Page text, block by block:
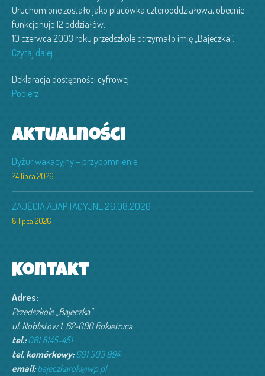
Uruchomione zostało jako placówka czterooddziałowa, obecnie
funkcjonuje 12 oddziałów.
10 czerwca 2003 roku przedszkole otrzymało imię „Bajeczka”.
Czytaj dalej
Deklaracja dostępności cyfrowej
Pobierz
Aktualności
Dyżur wakacyjny – przypomnienie
24 lipca 2026
ZAJĘCIA ADAPTACYJNE 26.08.2026
8 lipca 2026
Kontakt
Adres:
Przedszkole „Bajeczka”
ul. Noblistów 1, 62-090 Rokietnica
tel.:061 8145-451
tel. komórkowy:601 503 994‬
email:bajeczkarok@wp.pl